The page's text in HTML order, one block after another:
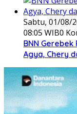
Sabtu, 01/08/
08:05 WIB0
BNN
Agya, Chery